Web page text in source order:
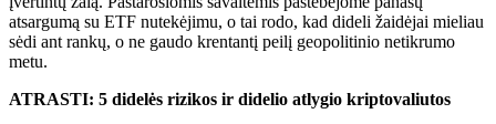
atsargumą su ETF nutekėjimu, o tai rodo, kad dideli žaidėjai mieliau
sėdi ant rankų, o ne gaudo krentantį peilį geopolitinio netikrumo
metu.
ATRASTI: 5 didelės rizikos ir didelio atlygio kriptovaliutos